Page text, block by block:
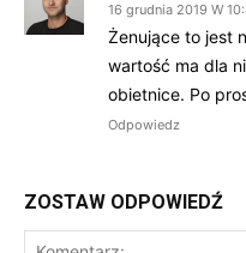
16 grudnia 2019 W
Żenujące to jest
wartość ma dla
obietnice. Po
Odpowiedz
ZOSTAW ODPOWIEDŹ